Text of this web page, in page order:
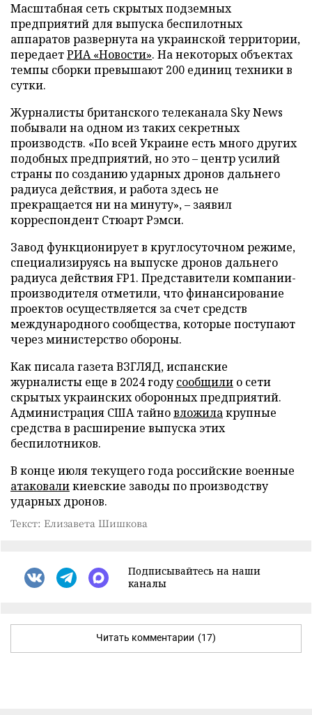
Масштабная сеть скрытых подземных
предприятий для выпуска беспилотных
аппаратов развернута на украинской территории,
передаетРИА «Новости». На некоторых объектах
темпы сборки превышают 200 единиц техники в
сутки.
Журналисты британского телеканала Sky News
побывали на одном из таких секретных
производств. «По всей Украине есть много других
подобных предприятий, но это – центр усилий
страны по созданию ударных дронов дальнего
радиуса действия, и работа здесь не
прекращается ни на минуту», – заявил
корреспондент Стюарт Рэмси.
Завод функционирует в круглосуточном режиме,
специализируясь на выпуске дронов дальнего
радиуса действия FP1. Представители компании-
производителя отметили, что финансирование
проектов осуществляется за счет средств
международного сообщества, которые поступают
через министерство обороны.
Как писала газета ВЗГЛЯД, испанские
журналисты еще в 2024 годусообщили о сети
скрытых украинских оборонных предприятий.
Администрация США тайновложилакрупные
средства в расширение выпуска этих
беспилотников.
В конце июля текущего года российские военные
атаковаликиевские заводы по производству
ударных дронов.
Текст: Елизавета Шишкова
Подписывайтесь на наши
каналы
Читать комментарии (17)